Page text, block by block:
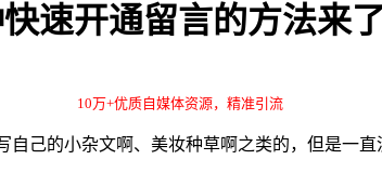
速开通留言的方法来
10万+优质自媒体资源，精准引流
己的小杂文啊、美妆种草啊之类的，但是一